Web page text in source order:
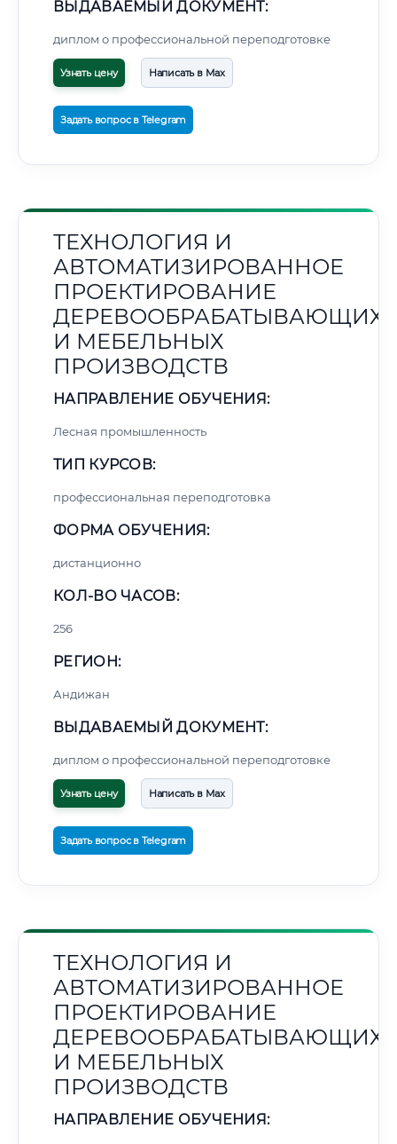
ВЫДАВАЕМЫЙ ДОКУМЕНТ:
диплом о профессиональной переподготовке
Узнать цену Написать в Max
Задать вопрос в Telegram
ТЕХНОЛОГИЯ И
АВТОМАТИЗИРОВАННОЕ
ПРОЕКТИРОВАНИЕ
ДЕРЕВООБРАБАТЫВАЮЩИХ
И МЕБЕЛЬНЫХ
ПРОИЗВОДСТВ
НАПРАВЛЕНИЕ ОБУЧЕНИЯ:
Лесная промышленность
ТИП КУРСОВ:
профессиональная переподготовка
ФОРМА ОБУЧЕНИЯ:
дистанционно
КОЛ-ВО ЧАСОВ:
256
РЕГИОН:
Андижан
ВЫДАВАЕМЫЙ ДОКУМЕНТ:
диплом о профессиональной переподготовке
Узнать цену Написать в Max
Задать вопрос в Telegram
ТЕХНОЛОГИЯ И
АВТОМАТИЗИРОВАННОЕ
ПРОЕКТИРОВАНИЕ
ДЕРЕВООБРАБАТЫВАЮЩИХ
И МЕБЕЛЬНЫХ
ПРОИЗВОДСТВ
НАПРАВЛЕНИЕ ОБУЧЕНИЯ: